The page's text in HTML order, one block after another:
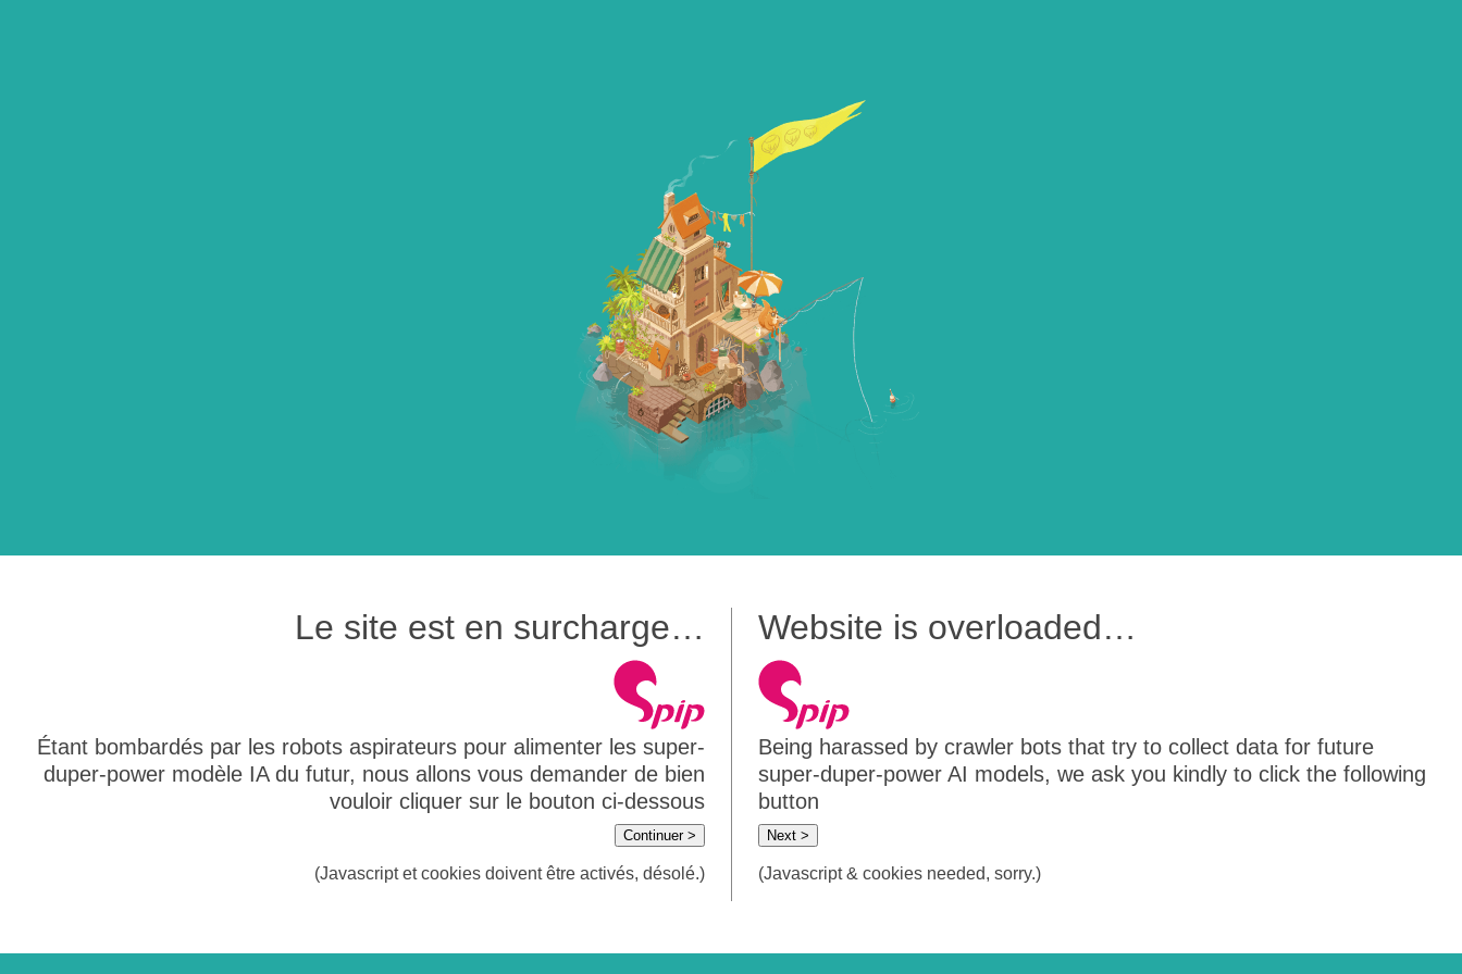
Le site est en surcharge…
Étant bombardés par les robots aspirateurs pour alimenter les super-
duper-power modèle IA du futur, nous allons vous demander de bien
vouloir cliquer sur le bouton ci-dessous
Continuer >
(Javascript et cookies doivent être activés, désolé.)
Website is overloaded…
Being harassed by crawler bots that try to collect data for future
super-duper-power AI models, we ask you kindly to click the following
button
Next >
(Javascript & cookies needed, sorry.)